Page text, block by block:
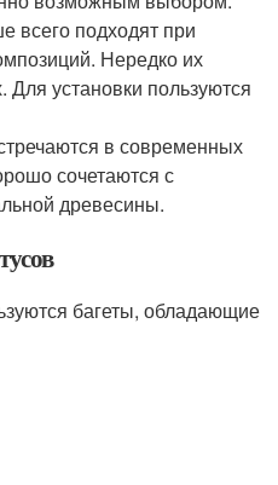
всего подходят при
Нередко их
Для установки пользуются
в современных
сочетаются с
древесины.
багеты, обладающие